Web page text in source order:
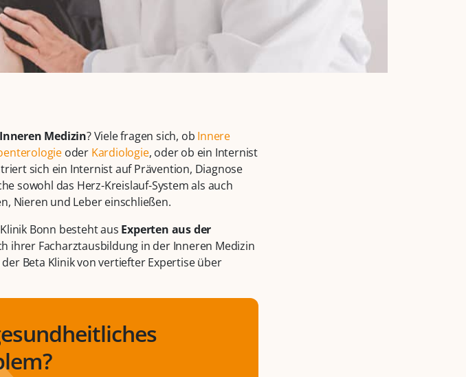
Medizin? Viele fragen sich, ob Innere
oder Kardiologie, oder ob ein Internist
sich ein Internist auf Prävention, Diagnose
sowohl das Herz-Kreislauf-System als auch
Nieren und Leber einschließen.
Bonn besteht aus Experten aus der
ihrer Facharztausbildung in der Inneren Medizin
Beta Klinik von vertiefter Expertise über